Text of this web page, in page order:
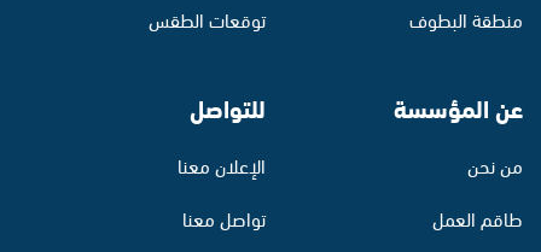
منطقة البطوف
توقعات الطقس
عن المؤسسة
من نحن
طاقم العمل
للتواصل
الإعلان معنا
تواصل معنا